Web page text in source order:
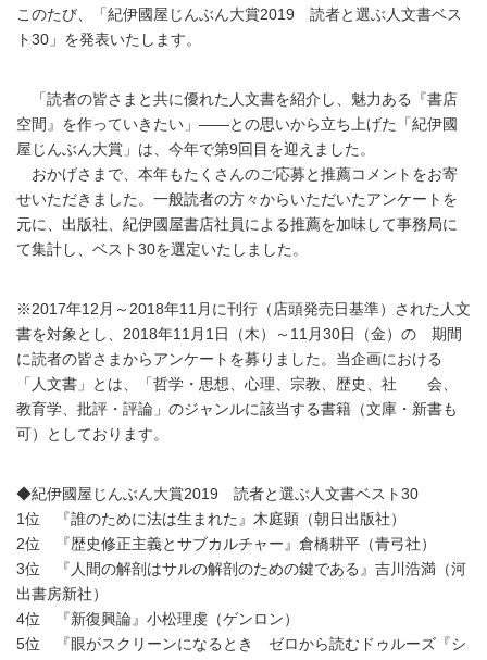
このたび、「紀伊國屋じんぶん大賞2019 読者と選ぶ人文書ベス
ト30」を発表いたします。
「読者の皆さまと共に優れた人文書を紹介し、魅力ある『書店
空間』を作っていきたい」――との思いから立ち上げた「紀伊國
屋じんぶん大賞」は、今年で第9回目を迎えました。
おかげさまで、本年もたくさんのご応募と推薦コメントをお寄
せいただきました。一般読者の方々からいただいたアンケートを
元に、出版社、紀伊國屋書店社員による推薦を加味して事務局に
て集計し、ベスト30を選定いたしました。
※2017年12月～2018年11月に刊行（店頭発売日基準）された人文
書を対象とし、2018年11月1日（木）～11月30日（金）の 期間
に読者の皆さまからアンケートを募りました。当企画における
「人文書」とは、「哲学・思想、心理、宗教、歴史、社 会、
教育学、批評・評論」のジャンルに該当する書籍（文庫・新書も
可）としております。
◆紀伊國屋じんぶん大賞2019 読者と選ぶ人文書ベスト30
1位 『誰のために法は生まれた』木庭顕（朝日出版社）
2位 『歴史修正主義とサブカルチャー』倉橋耕平（青弓社）
3位 『人間の解剖はサルの解剖のための鍵である』吉川浩満（河
出書房新社）
4位 『新復興論』小松理虔（ゲンロン）
5位 『眼がスクリーンになるとき ゼロから読むドゥルーズ『シ